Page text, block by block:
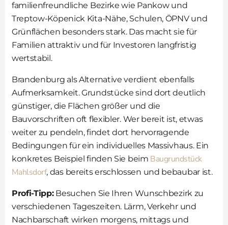
familienfreundliche Bezirke wie Pankow und
Treptow-Köpenick Kita-Nähe, Schulen, ÖPNV und
Grünflächen besonders stark. Das macht sie für
Familien attraktiv und für Investoren langfristig
wertstabil.
Brandenburg als Alternative verdient ebenfalls
Aufmerksamkeit. Grundstücke sind dort deutlich
günstiger, die Flächen größer und die
Bauvorschriften oft flexibler. Wer bereit ist, etwas
weiter zu pendeln, findet dort hervorragende
Bedingungen für ein individuelles Massivhaus. Ein
konkretes Beispiel finden Sie beim Baugrundstück
Mahlsdorf, das bereits erschlossen und bebaubar ist.
Profi-Tipp:Besuchen Sie Ihren Wunschbezirk zu
verschiedenen Tageszeiten. Lärm, Verkehr und
Nachbarschaft wirken morgens, mittags und